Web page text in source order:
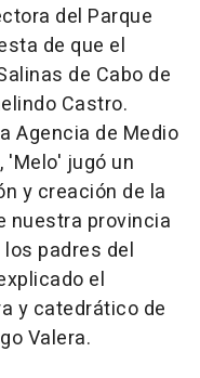
del Parque
de que el
de Cabo de
Castro.
Agencia de Medio
'Melo' jugó un
y creación de la
nuestra provincia
padres del
el
y catedrático de
Valera.